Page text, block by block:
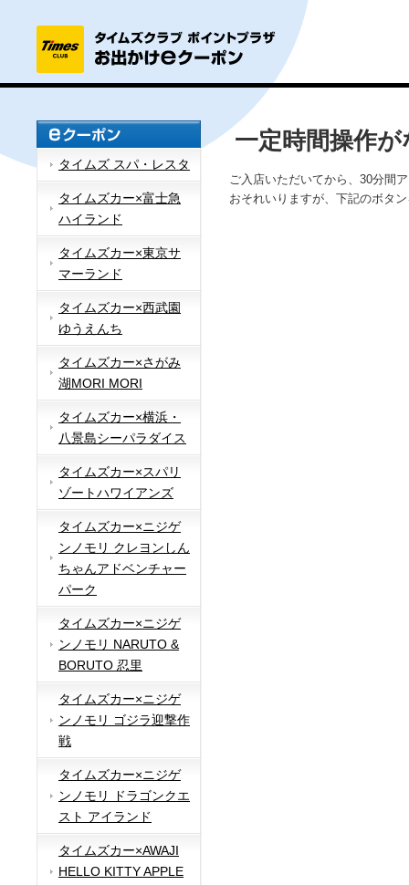
タイムズ スパ・レスタ
タイムズカー×富士急
ハイランド
タイムズカー×東京サ
マーランド
タイムズカー×西武園
ゆうえんち
タイムズカー×さがみ
湖MORI MORI
タイムズカー×横浜・
八景島シーパラダイス
タイムズカー×スパリ
ゾートハワイアンズ
タイムズカー×ニジゲ
ンノモリ クレヨンしん
ちゃんアドベンチャー
パーク
タイムズカー×ニジゲ
ンノモリ NARUTO &
BORUTO 忍里
タイムズカー×ニジゲ
ンノモリ ゴジラ迎撃作
戦
タイムズカー×ニジゲ
ンノモリ ドラゴンクエ
スト アイランド
タイムズカー×AWAJI
HELLO KITTY APPLE
一定時間操作
ご入店いただいてから、30分間
おそれいりますが、下記のボタ